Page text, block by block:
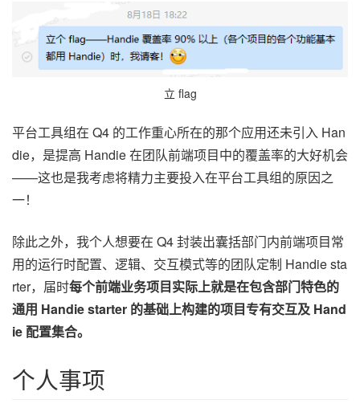
立 flag
平台工具组在 Q4 的工作重心所在的那个应用还未引入 Han
die，是提高 Handie 在团队前端项目中的覆盖率的大好机会
——这也是我考虑将精力主要投入在平台工具组的原因之
一！
除此之外，我个人想要在 Q4 封装出囊括部门内前端项目常
用的运行时配置、逻辑、交互模式等的团队定制 Handie sta
rter，届时每个前端业务项目实际上就是在包含部门特色的
通用 Handie starter 的基础上构建的项目专有交互及 Hand
ie 配置集合。
个人事项